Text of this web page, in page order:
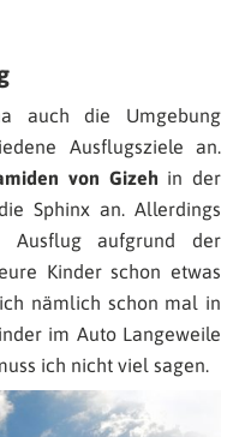
auch die Umgebung
Ausflugsziele an.
von Gizeh in der
Sphinx an. Allerdings
aufgrund der
Kinder schon etwas
nämlich schon mal in
im Auto Langeweile
ich nicht viel sagen.